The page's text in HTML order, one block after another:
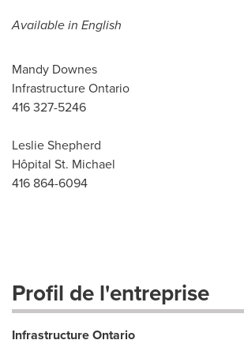
Available in English
Mandy Downes
Infrastructure Ontario
416 327-5246
Leslie Shepherd
Hôpital St. Michael
416 864-6094
Profil de l'entreprise
Infrastructure Ontario